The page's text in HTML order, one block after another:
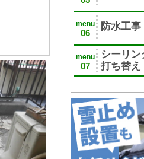
menu
06
防水工事
menu
07
シーリン
打ち替え